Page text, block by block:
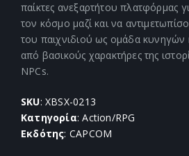
παίκτες ανεξαρτήτου πλατφόρμας
τον κόσμο μαζί και να
του παιχνιδιού ως ομάδα
από βασικούς χαρακτήρες της
NPCs.
SKU: XBSX-0213
Κατηγορία: Action/RPG
Εκδότης: CAPCOM